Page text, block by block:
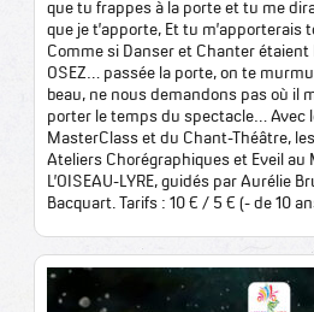
que tu frappes à la porte et tu me
que je t’apporte, Et tu m’apporterais
Comme si Danser et Chanter étaient
OSEZ… passée la porte, on te
beau, ne nous demandons pas où il
porter le temps du spectacle… Avec
MasterClass et du Chant-Théâtre,
Ateliers Chorégraphiques et Eveil au
L’OISEAU-LYRE, guidés par Aurélie
Bacquart. Tarifs : 10 € / 5 € (- de 10